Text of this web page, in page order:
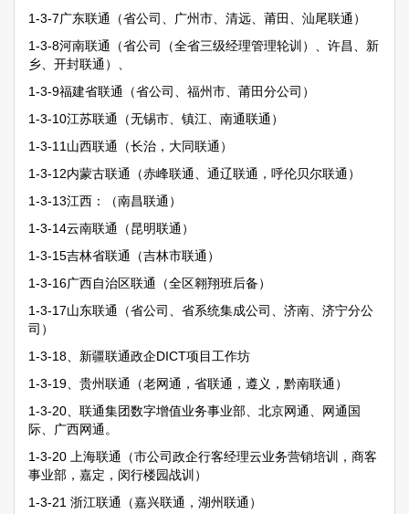
1-3-7广东联通（省公司、广州市、清远、莆田、汕尾联通）
1-3-8河南联通（省公司（全省三级经理管理轮训）、许昌、新
乡、开封联通）、
1-3-9福建省联通（省公司、福州市、莆田分公司）
1-3-10江苏联通（无锡市、镇江、南通联通）
1-3-11山西联通（长治，大同联通）
1-3-12内蒙古联通（赤峰联通、通辽联通，呼伦贝尔联通）
1-3-13江西：（南昌联通）
1-3-14云南联通（昆明联通）
1-3-15吉林省联通（吉林市联通）
1-3-16广西自治区联通（全区翱翔班后备）
1-3-17山东联通（省公司、省系统集成公司、济南、济宁分公
司）
1-3-18、新疆联通政企DICT项目工作坊
1-3-19、贵州联通（老网通，省联通，遵义，黔南联通）
1-3-20、联通集团数字增值业务事业部、北京网通、网通国
际、广西网通。
1-3-20 上海联通（市公司政企行客经理云业务营销培训，商客
事业部，嘉定，闵行楼园战训）
1-3-21 浙江联通（嘉兴联通，湖州联通）